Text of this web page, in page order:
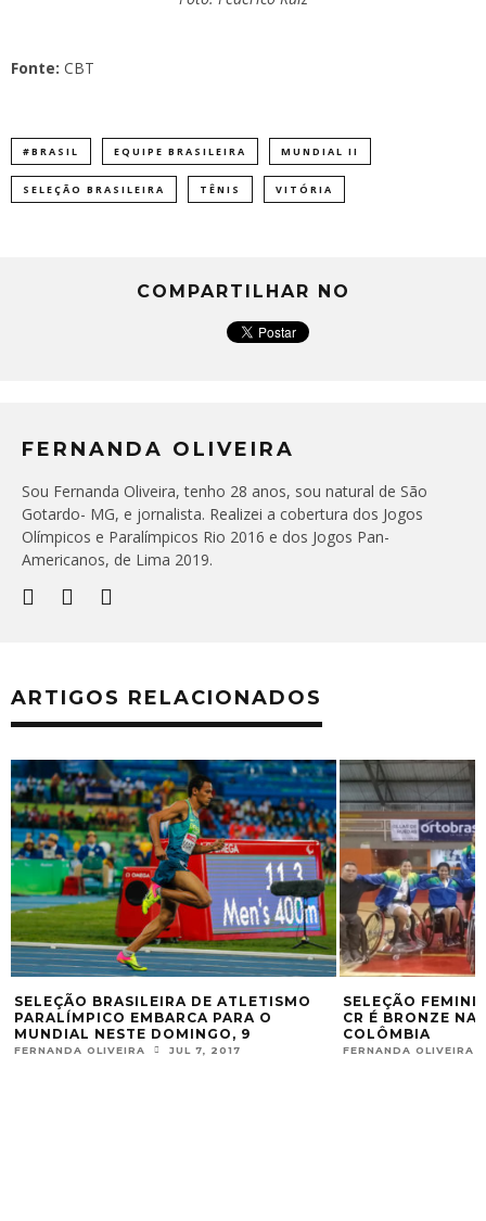
Fonte: CBT
#BRASIL EQUIPE BRASILEIRA MUNDIAL II
SELEÇÃO BRASILEIRA TÊNIS VITÓRIA
COMPARTILHAR NO
FERNANDA OLIVEIRA
Sou Fernanda Oliveira, tenho 28 anos, sou natural de São
Gotardo- MG, e jornalista. Realizei a cobertura dos Jogos
Olímpicos e Paralímpicos Rio 2016 e dos Jogos Pan-
Americanos, de Lima 2019.
ARTIGOS RELACIONADOS
SELEÇÃO BRASILEIRA DE ATLETISMO
PARALÍMPICO EMBARCA PARA O
MUNDIAL NESTE DOMINGO, 9
FERNANDA OLIVEIRA JUL 7, 2017
SELEÇÃO
CR É BRONZE NA
COLÔMBIA
FERNANDA OLIVEIRA